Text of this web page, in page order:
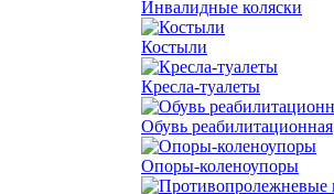
Инвалидные коляски
Костыли
Кресла-туалеты
Обувь реабилитационная
Опоры-коленоупоры